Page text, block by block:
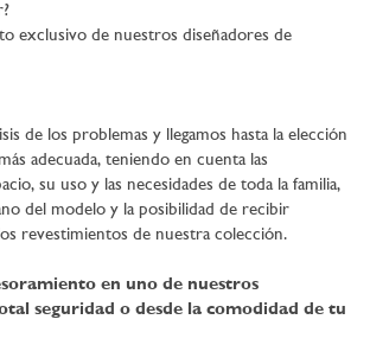
exclusivo de nuestros diseñadores de
de los problemas y llegamos hasta la elección
adecuada, teniendo en cuenta las
su uso y las necesidades de toda la familia,
del modelo y la posibilidad de recibir
revestimientos de nuestra colección.
en uno de nuestros
seguridad o desde la comodidad de tu